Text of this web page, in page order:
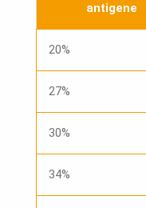
antigene
20%
27%
30%
34%